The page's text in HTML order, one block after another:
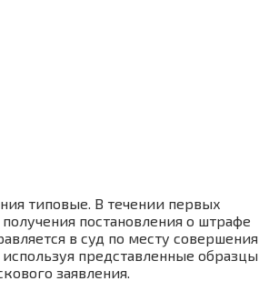
типовые. В течении первых
постановления о штрафе
в суд по месту совершения
представленные образцы
заявления.